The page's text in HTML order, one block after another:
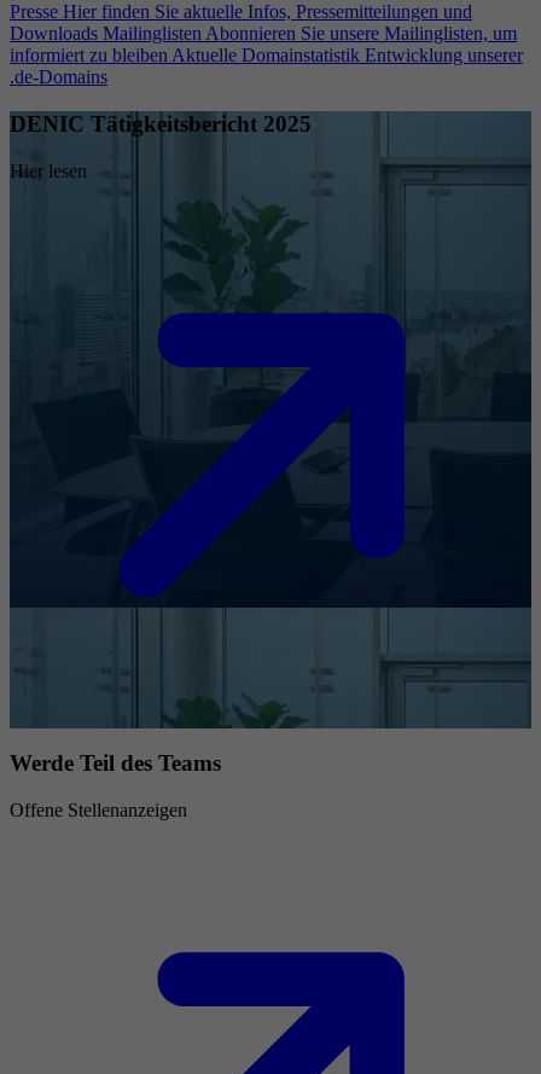
Presse Hier finden Sie aktuelle Infos, Pressemitteilungen und
Downloads Mailinglisten Abonnieren Sie unsere Mailinglisten, um
informiert zu bleiben Aktuelle Domainstatistik Entwicklung unserer
.de-Domains
DENIC Tätigkeitsbericht 2025
Hier lesen
Werde Teil des Teams
Offene Stellenanzeigen